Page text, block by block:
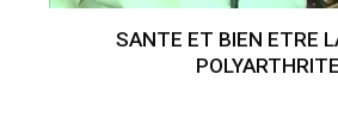
SANTE ET BIEN ETRE
POLYARTHRITE